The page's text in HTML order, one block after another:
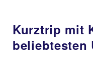
Kurztrip mit
beliebtesten